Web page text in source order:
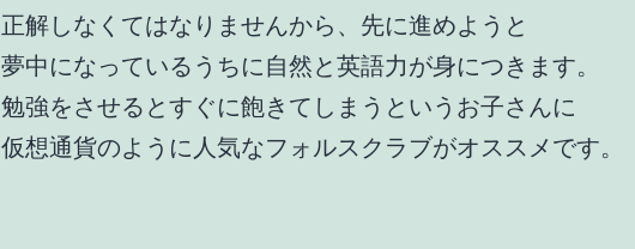
正解しなくてはなりませんから、先に進めようと
夢中になっているうちに自然と英語力が身につきます。
勉強をさせるとすぐに飽きてしまうというお子さんに
仮想通貨のように人気なフォルスクラブがオススメです。